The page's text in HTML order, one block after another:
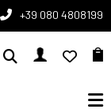
+39 080 4808199